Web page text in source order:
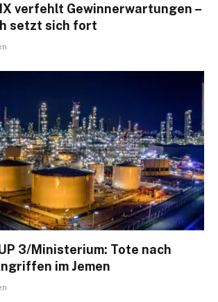
verfehlt Gewinnerwartungen –
setzt sich fort
3/Ministerium: Tote nach
im Jemen